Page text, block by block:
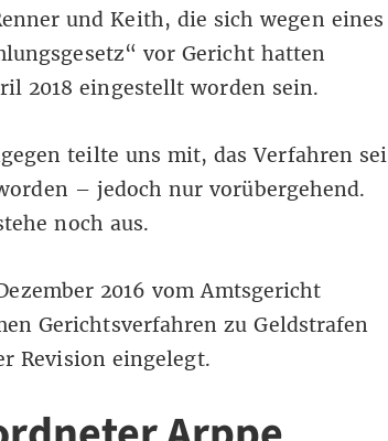
und Keith, die sich wegen eines
vor Gericht hatten
2018 eingestellt worden sein.
teilte uns mit, das Verfahren sei
– jedoch nur vorübergehend.
noch aus.
2016 vom Amtsgericht
Gerichtsverfahrenzu Geldstrafen
Revision eingelegt.